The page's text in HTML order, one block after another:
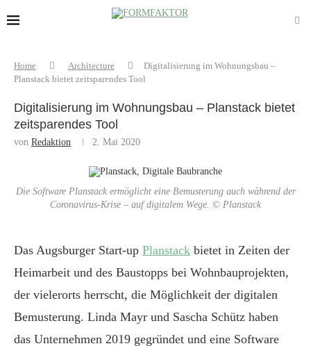
Home Architecture
Digitalisierung im Wohnungsbau –
Planstack bietet zeitsparendes Tool
Digitalisierung im Wohnungsbau – Planstack bietet
zeitsparendes Tool
von Redaktion 2. Mai 2020
Die Software Planstack ermöglicht eine Bemusterung auch während der
Coronavirus-Krise – auf digitalem Wege. © Planstack
Das Augsburger Start-up Planstack bietet in Zeiten der
Heimarbeit und des Baustopps bei Wohnbauprojekten,
der vielerorts herrscht, die Möglichkeit der digitalen
Bemusterung. Linda Mayr und Sascha Schütz haben
das Unternehmen 2019 gegründet und eine Software